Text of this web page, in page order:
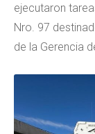
ejecutaron
Nro. 97
de la Gerencia